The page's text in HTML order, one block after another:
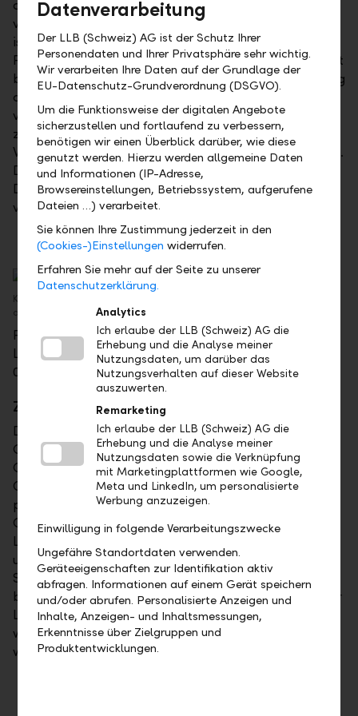
drei Monate, die Eröffnung ist für Mai 2018
vorgesehen. Die Rekrutierung neuer Mitarbeitender
ist nahezu abgeschlossen. «Wir freuen uns, bald in
Frauenfeld präsent zu sein. An unserem Kontaktpunkt
bieten wir unsere Dienstleistungen nach Vereinbarung
an, beraten unsere Kunden aber auch unabhängig
von Zeit und Ort bei ihnen im Unternehmen oder
zuhause», erklärt Luigi Simione, Regionenleiter
Winterthur, das Konzept der Bank Linth in Frauenfeld.
Die Gestaltung des Innenraums orientiert sich am
Design der Geschäftsstellen in Sargans und Uznach
von der Innenarchitektin Marianne Daepp.
Kontaktpunkt Frauenfeld: So soll der neue Standort der Bank Linth
aussehen. (Rendering: Marianne Daepp Innenarchitektur, Uster)
Für Fragen oder Bilder steht Ihnen Marlène Frey,
Leiterin Unternehmenskommunikation, per Telefon
055 285 71 31 bzw. 079 245 24 10 zur Verfügung.
Zur Bank Linth
Die Bank Linth (www.banklinth.ch) ist mit 19
Geschäftsstellen und einem Geschäftsvolumen von
CHF 12.6 Mia. die grösste Regionalbank der
Ostschweiz. Mit einem zukunftsweisenden, auf die
persönliche Beratung ausgerichteten
Geschäftsstellenkonzept ist sie in den fünf Regionen
Linthgebiet, Zürichsee, Sarganserland, Ausserschwyz
und Winterthur vertreten. Die Bank Linth ist an der
SIX Swiss Exchange kotiert (Symbol: LINN). Sie
befindet sich im Besitz ihrer Mehrheitsaktionärin, der
Liechtensteinischen Landesbank AG (LLB), sowie
weiterer rund 10'500 überwiegend in der Region
wohnhafter Aktionäre.
Datenverarbeitung
Der LLB (Schweiz) AG ist der Schutz Ihrer
Personendaten und Ihrer Privatsphäre sehr wichtig.
Wir verarbeiten Ihre Daten auf der Grundlage der
EU-Datenschutz-Grundverordnung (DSGVO).
Um die Funktionsweise der digitalen Angebote
sicherzustellen und fortlaufend zu verbessern,
benötigen wir einen Überblick darüber, wie diese
genutzt werden. Hierzu werden allgemeine Daten
und Informationen (IP-Adresse,
Browsereinstellungen, Betriebssystem, aufgerufene
Dateien …) verarbeitet.
Sie können Ihre Zustimmung jederzeit in den
(Cookies-)Einstellungen widerrufen.
Erfahren Sie mehr auf der Seite zu unserer
Datenschutzerklärung.
Analytics
Ich erlaube der LLB (Schweiz) AG die
Erhebung und die Analyse meiner
Nutzungsdaten, um darüber das
Nutzungsverhalten auf dieser Website
auszuwerten.
Remarketing
Ich erlaube der LLB (Schweiz) AG die
Erhebung und die Analyse meiner
Nutzungsdaten sowie die Verknüpfung
mit Marketingplattformen wie Google,
Meta und LinkedIn, um personalisierte
Werbung anzuzeigen.
Einwilligung in folgende Verarbeitungszwecke
Ungefähre Standortdaten verwenden.
Geräteeigenschaften zur Identifikation aktiv
abfragen. Informationen auf einem Gerät speichern
und/oder abrufen. Personalisierte Anzeigen und
Inhalte, Anzeigen- und Inhaltsmessungen,
Erkenntnisse über Zielgruppen und
Produktentwicklungen.